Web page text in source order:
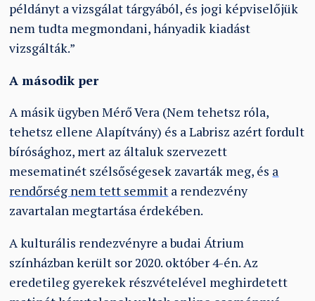
példányt a vizsgálat tárgyából, és jogi képviselőjük
nem tudta megmondani, hányadik kiadást
vizsgálták.”
A második per
A másik ügyben Mérő Vera (Nem tehetsz róla,
tehetsz ellene Alapítvány) és a Labrisz azért fordult
bírósághoz, mert az általuk szervezett
mesematinét szélsőségesek zavarták meg, és a
rendőrség nem tett semmit a rendezvény
zavartalan megtartása érdekében.
A kulturális rendezvényre a budai Átrium
színházban került sor 2020. október 4-én. Az
eredetileg gyerekek részvételével meghirdetett